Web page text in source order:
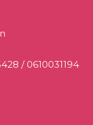
/ 0610031194